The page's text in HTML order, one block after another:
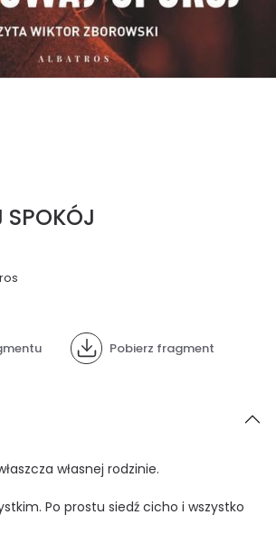
Pobierz fragment
własnej rodzinie.
Po prostu siedź cicho i wszystko